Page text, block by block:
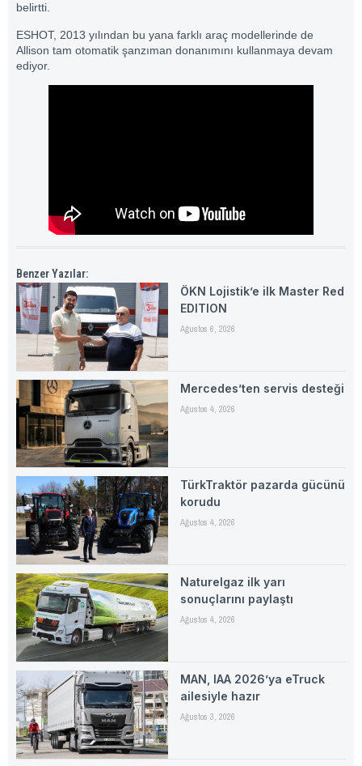
belirtti.
ESHOT, 2013 yılından bu yana farklı araç modellerinde de
Allison tam otomatik şanzıman donanımını kullanmaya devam
ediyor.
Benzer Yazılar:
ÖKN Lojistik’e ilk Master Red
EDITION
Ağustos 6, 2026
Mercedes’ten servis desteği
Ağustos 4, 2026
TürkTraktör pazarda gücünü
korudu
Ağustos 4, 2026
Naturelgaz ilk yarı
sonuçlarını paylaştı
Ağustos 4, 2026
MAN, IAA 2026’ya eTruck
ailesiyle hazır
Ağustos 3, 2026